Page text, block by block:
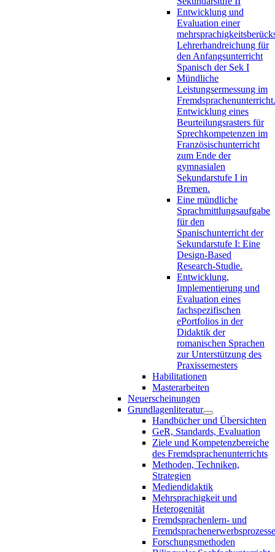
Entwicklung und
Evaluation einer
Lehrerhandreichung für
den Anfangsunterricht
Spanisch der Sek I
Mündliche
Leistungsermessung im
Fremdsprachenunterricht.
Entwicklung eines
Beurteilungsrasters für
Sprechkompetenzen im
Französischunterricht
zum Ende der
gymnasialen
Sekundarstufe I in
Bremen.
Eine mündliche
Sprachmittlungsaufgabe
für den
Spanischunterricht der
Sekundarstufe I: Eine
Design-Based
Research-Studie.
Entwicklung,
Implementierung und
Evaluation eines
fachspezifischen
ePortfolios in der
Didaktik der
romanischen Sprachen
zur Unterstützung des
Praxissemesters
Habilitationen
Masterarbeiten
Neuerscheinungen
Grundlagenliteratur
Handbücher und Übersichten
GeR, Standards, Evaluation
Ziele und Kompetenzbereiche
des Fremdsprachenunterrichts
Methoden, Techniken,
Strategien
Mediendidaktik
Mehrsprachigkeit und
Heterogenität
Fremdsprachenlern- und
Fremdsprachenerwerbsprozesse
Forschungsmethoden